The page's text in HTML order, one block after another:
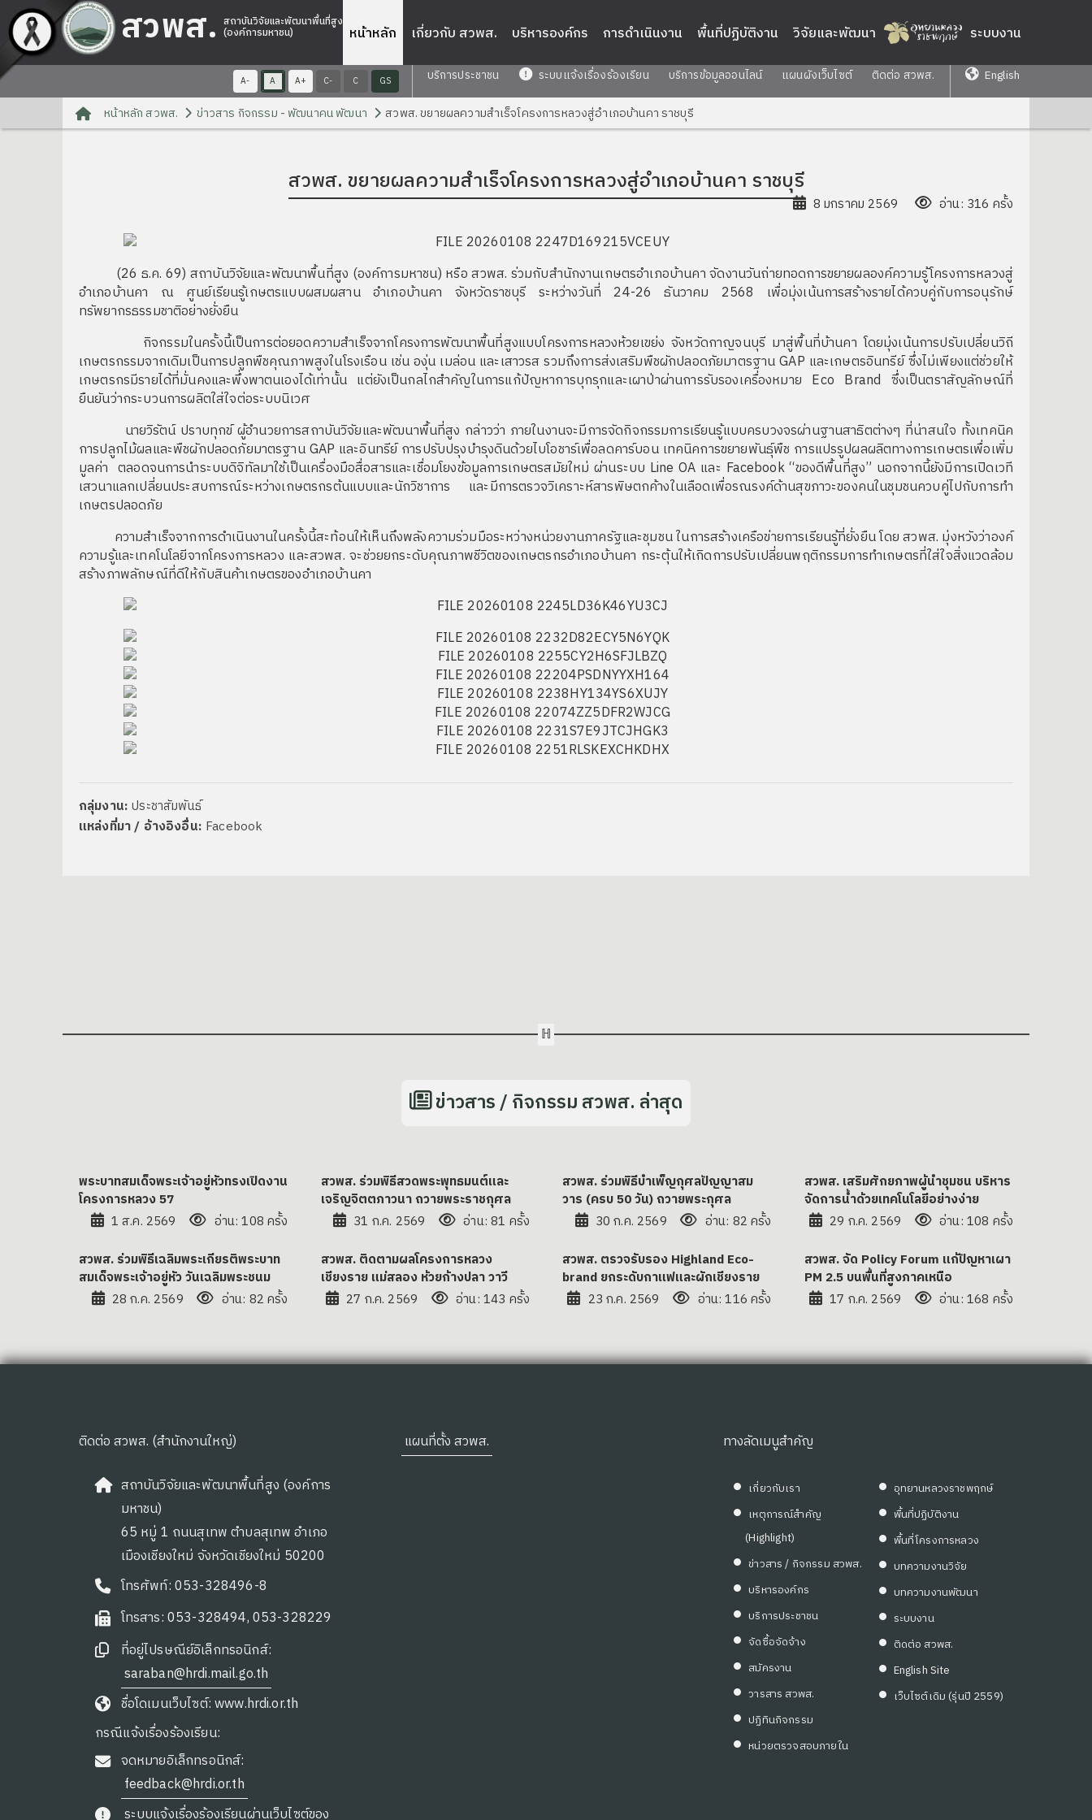
สวพส. สถาบันวิจัยและพัฒนาพื้นที่สูง
(องค์การมหาชน) หน้าหลัก เกี่ยวกับ สวพส. บริหารองค์กร การดำเนินงาน พื้นที่ปฏิบัติงาน วิจัยและพัฒนา ระบบงาน
A- A A+ C- C GS บริการประชาชน ระบบแจ้งเรื่องร้องเรียน บริการข้อมูลออนไลน์ แผนผังเว็บไซต์ ติดต่อ สวพส. English
หน้าหลัก สวพส. ข่าวสาร กิจกรรม - พัฒนาคน พัฒนา สวพส. ขยายผลความสำเร็จโครงการหลวงสู่อำเภอบ้านคา ราชบุรี
สวพส. ขยายผลความสำเร็จโครงการหลวงสู่อำเภอบ้านคา ราชบุรี
8 มกราคม 2569 อ่าน: 316 ครั้ง
(26 ธ.ค. 69) สถาบันวิจัยและพัฒนาพื้นที่สูง (องค์การมหาชน) หรือ สวพส. ร่วมกับสำนักงานเกษตรอำเภอบ้านคา จัดงานวันถ่ายทอดการขยายผลองค์ความรู้โครงการหลวงสู่
อำเภอบ้านคา ณ ศูนย์เรียนรู้เกษตรแบบผสมผสาน อำเภอบ้านคา จังหวัดราชบุรี ระหว่างวันที่ 24-26 ธันวาคม 2568 เพื่อมุ่งเน้นการสร้างรายได้ควบคู่กับการอนุรักษ์
ทรัพยากรธรรมชาติอย่างยั่งยืน
กิจกรรมในครั้งนี้เป็นการต่อยอดความสำเร็จจากโครงการพัฒนาพื้นที่สูงแบบโครงการหลวงห้วยเขย่ง จังหวัดกาญจนบุรี มาสู่พื้นที่บ้านคา โดยมุ่งเน้นการปรับเปลี่ยนวิถี
เกษตรกรรมจากเดิมเป็นการปลูกพืชคุณภาพสูงในโรงเรือน เช่น องุ่น เมล่อน และเสาวรส รวมถึงการส่งเสริมพืชผักปลอดภัยมาตรฐาน GAP และเกษตรอินทรีย์ ซึ่งไม่เพียงแต่ช่วยให้
เกษตรกรมีรายได้ที่มั่นคงและพึ่งพาตนเองได้เท่านั้น แต่ยังเป็นกลไกสำคัญในการแก้ปัญหาการบุกรุกและเผาป่าผ่านการรับรองเครื่องหมาย Eco Brand ซึ่งเป็นตราสัญลักษณ์ที่
ยืนยันว่ากระบวนการผลิตใส่ใจต่อระบบนิเวศ
นายวิรัตน์ ปราบทุกข์ ผู้อำนวยการสถาบันวิจัยและพัฒนาพื้นที่สูง กล่าวว่า ภายในงานจะมีการจัดกิจกรรมการเรียนรู้แบบครบวงจรผ่านฐานสาธิตต่างๆ ที่น่าสนใจ ทั้งเทคนิค
การปลูกไม้ผลและพืชผักปลอดภัยมาตรฐาน GAP และอินทรีย์ การปรับปรุงบำรุงดินด้วยไบโอชาร์เพื่อลดคาร์บอน เทคนิคการขยายพันธุ์พืช การแปรรูปผลผลิตทางการเกษตรเพื่อเพิ่ม
มูลค่า ตลอดจนการนำระบบดิจิทัลมาใช้เป็นเครื่องมือสื่อสารและเชื่อมโยงข้อมูลการเกษตรสมัยใหม่ ผ่านระบบ Line OA และ Facebook “ของดีพื้นที่สูง” นอกจากนี้ยังมีการเปิดเวที
เสวนาแลกเปลี่ยนประสบการณ์ระหว่างเกษตรกรต้นแบบและนักวิชาการ และมีการตรวจวิเคราะห์สารพิษตกค้างในเลือดเพื่อรณรงค์ด้านสุขภาวะของคนในชุมชนควบคู่ไปกับการทำ
เกษตรปลอดภัย
ความสำเร็จจากการดำเนินงานในครั้งนี้สะท้อนให้เห็นถึงพลังความร่วมมือระหว่างหน่วยงานภาครัฐและชุมชน ในการสร้างเครือข่ายการเรียนรู้ที่ยั่งยืน โดย สวพส. มุ่งหวังว่าองค์
ความรู้และเทคโนโลยีจากโครงการหลวง และสวพส. จะช่วยยกระดับคุณภาพชีวิตของเกษตรกรอำเภอบ้านคา กระตุ้นให้เกิดการปรับเปลี่ยนพฤติกรรมการทำเกษตรที่ใส่ใจสิ่งแวดล้อม
สร้างภาพลักษณ์ที่ดีให้กับสินค้าเกษตรของอำเภอบ้านคา
กลุ่มงาน: ประชาสัมพันธ์
แหล่งที่มา / อ้างอิงอื่น: Facebook
ข่าวสาร / กิจกรรม สวพส. ล่าสุด
พระบาทสมเด็จพระเจ้าอยู่หัวทรงเปิดงาน
โครงการหลวง 57
1 ส.ค. 2569
อ่าน: 108 ครั้ง
สวพส. ร่วมพิธีสวดพระพุทธมนต์และ
เจริญจิตตภาวนา ถวายพระราชกุศล
31 ก.ค. 2569
อ่าน: 81 ครั้ง
สวพส. ร่วมพิธีบำเพ็ญกุศลปัญญาสม
วาร (ครบ 50 วัน) ถวายพระกุศล
30 ก.ค. 2569
อ่าน: 82 ครั้ง
สวพส. เสริมศักยภาพผู้นำชุมชน บริหาร
จัดการน้ำด้วยเทคโนโลยีอย่างง่าย
29 ก.ค. 2569
อ่าน: 108 ครั้ง
สวพส. ร่วมพิธีเฉลิมพระเกียรติพระบาท
สมเด็จพระเจ้าอยู่หัว วันเฉลิมพระชนม
28 ก.ค. 2569
อ่าน: 82 ครั้ง
สวพส. ติดตามผลโครงการหลวง
เชียงราย แม่สลอง ห้วยก้างปลา วาวี
27 ก.ค. 2569
อ่าน: 143 ครั้ง
สวพส. ตรวจรับรอง Highland Eco-
brand ยกระดับกาแฟและผักเชียงราย
23 ก.ค. 2569
อ่าน: 116 ครั้ง
สวพส. จัด Policy Forum แก้ปัญหาเผา
PM 2.5 บนพื้นที่สูงภาคเหนือ
17 ก.ค. 2569
อ่าน: 168 ครั้ง
ติดต่อ สวพส. (สำนักงานใหญ่)
สถาบันวิจัยและพัฒนาพื้นที่สูง (องค์การ
มหาชน)
65 หมู่ 1 ถนนสุเทพ ตำบลสุเทพ อำเภอ
เมืองเชียงใหม่ จังหวัดเชียงใหม่ 50200
โทรศัพท์: 053-328496-8
โทรสาร: 053-328494, 053-328229
ที่อยู่ไปรษณีย์อิเล็กทรอนิกส์:
saraban@hrdi.mail.go.th
ชื่อโดเมนเว็บไซต์: www.hrdi.or.th
กรณีแจ้งเรื่องร้องเรียน:
จดหมายอิเล็กทรอนิกส์:
feedback@hrdi.or.th
ระบบแจ้งเรื่องร้องเรียนผ่านเว็บไซต์ของ
แผนที่ตั้ง สวพส. ทางลัดเมนูสำคัญ
เกี่ยวกับเรา
เหตุการณ์สำคัญ
(Highlight)
ข่าวสาร / กิจกรรม สวพส.
บริหารองค์กร
บริการประชาชน
จัดซื้อจัดจ้าง
สมัครงาน
วารสาร สวพส.
ปฏิทินกิจกรรม
หน่วยตรวจสอบภายใน
อุทยานหลวงราชพฤกษ์
พื้นที่ปฏิบัติงาน
พื้นที่โครงการหลวง
บทความงานวิจัย
บทความงานพัฒนา
ระบบงาน
ติดต่อ สวพส.
English Site
เว็บไซต์เดิม (รุ่นปี 2559)